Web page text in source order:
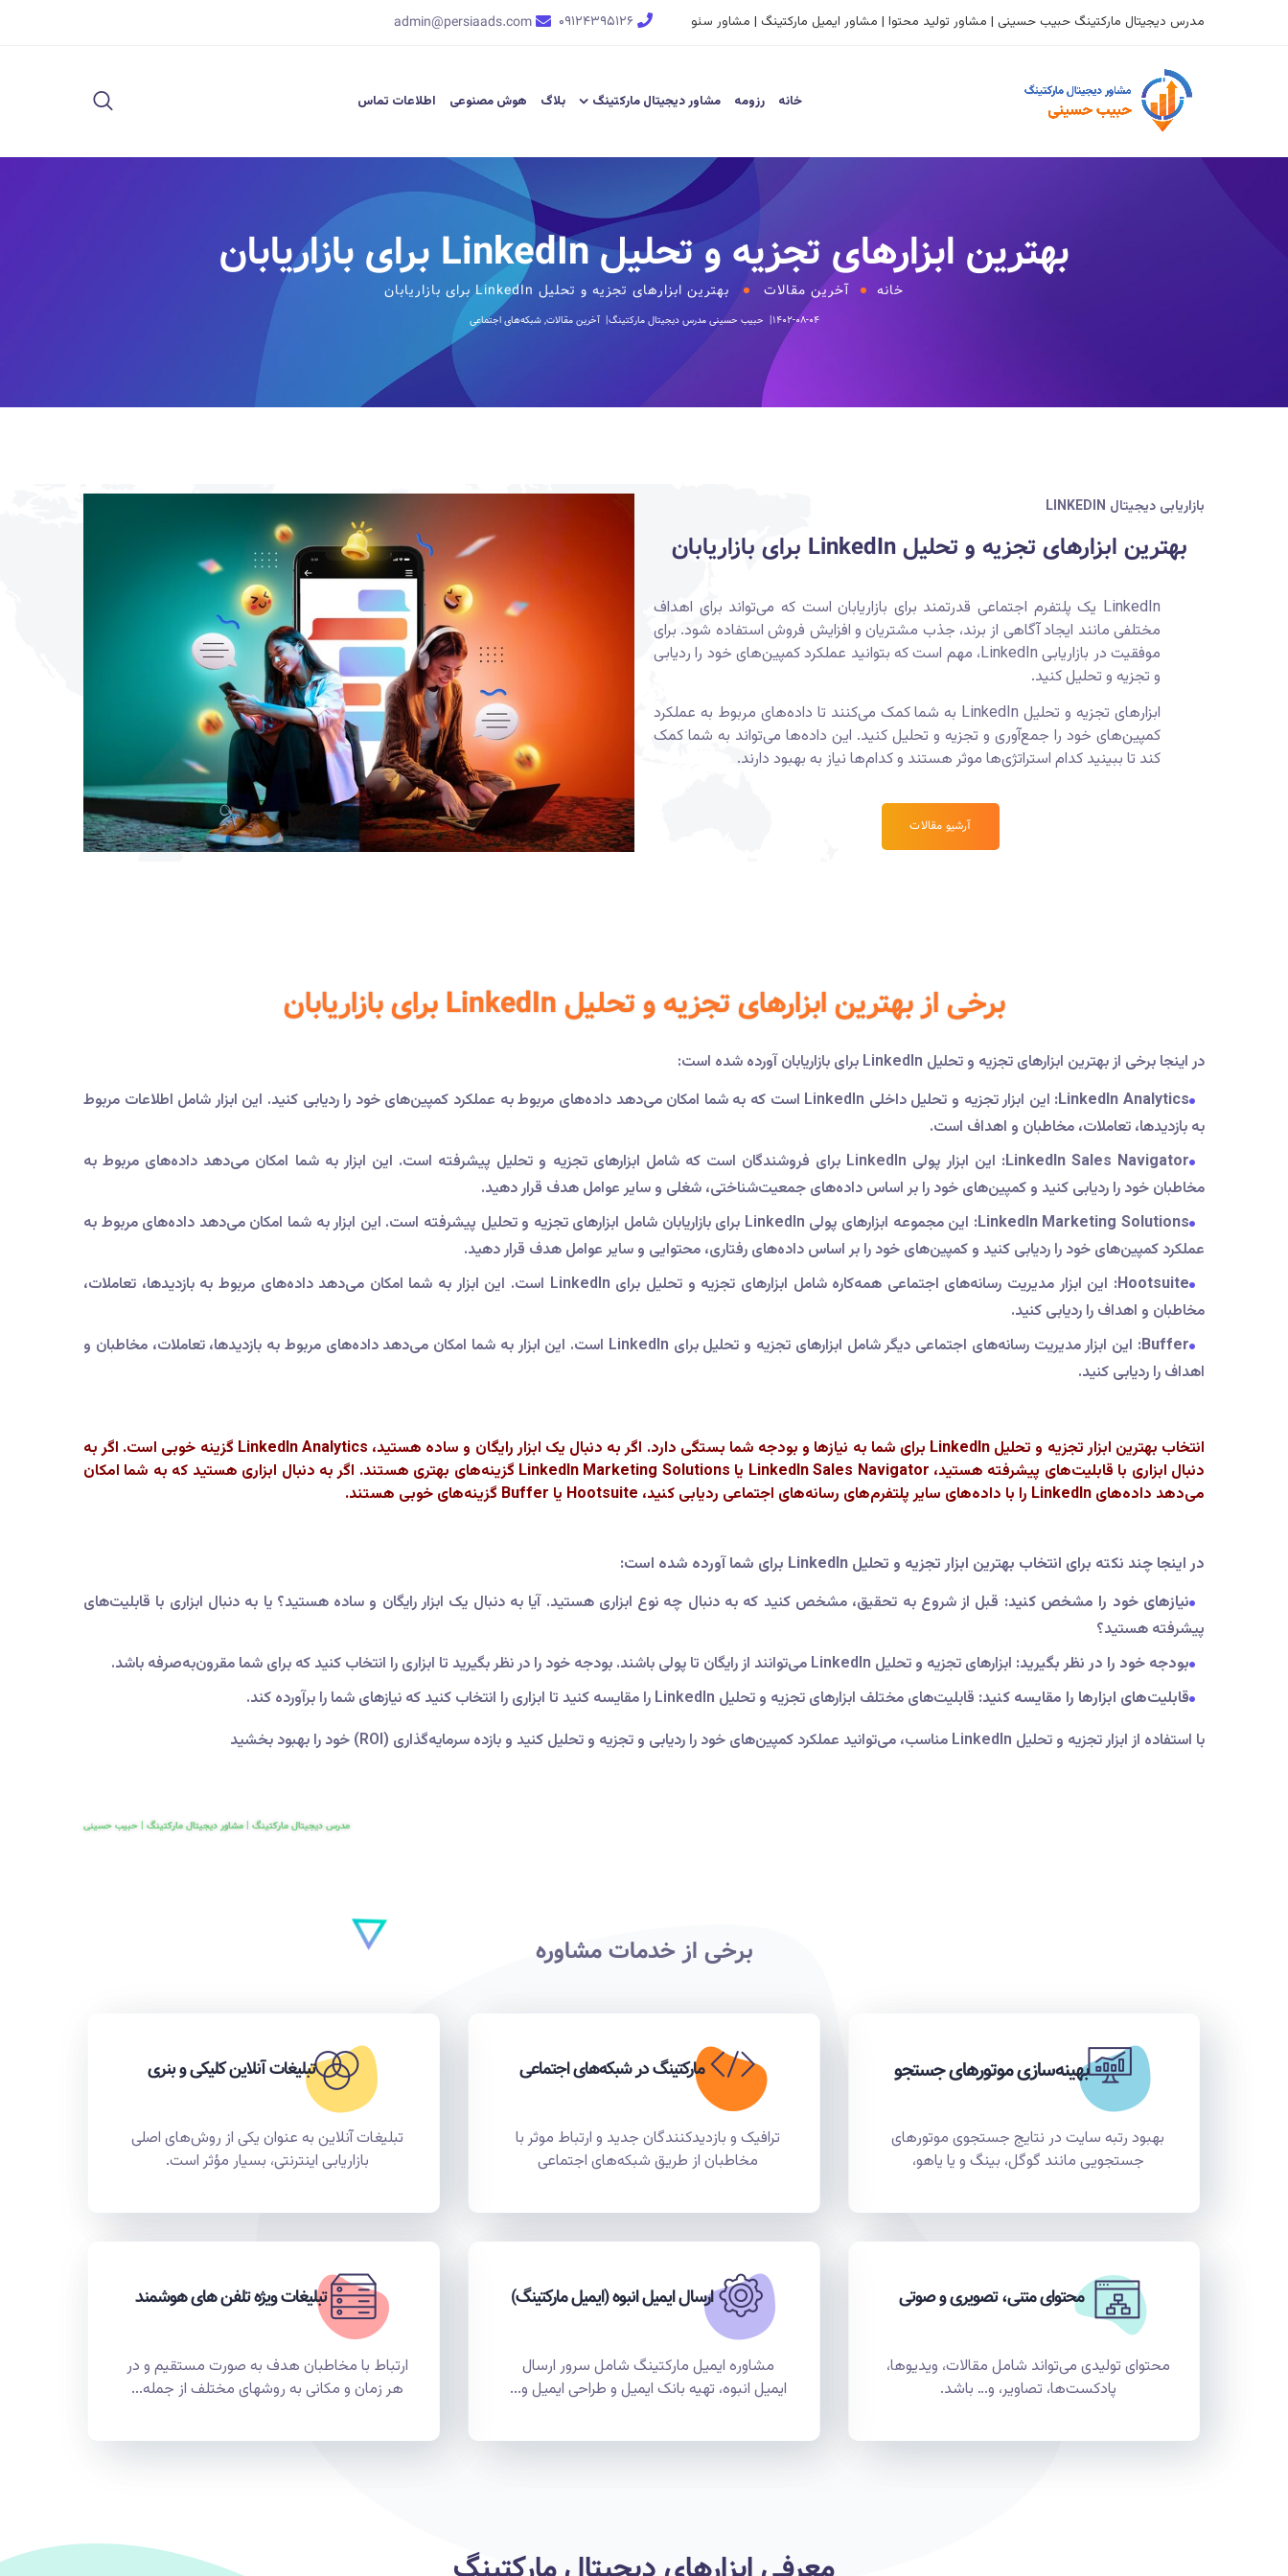
مدرس دیجیتال مارکتینگ حبیب حسینی | مشاور تولید محتوا | مشاور ایمیل مارکتینگ | مشاور سئو admin@persiaads.com
خانه رزومه مشاور دیجیتال مارکتینگ بلاگ هوش مصنوعی اطلاعات تماس
بهترین ابزارهای تجزیه و تحلیل LinkedIn برای بازاریابان
خانه آخرین مقالات بهترین ابزارهای تجزیه و تحلیل LinkedIn برای بازاریابان
۱۴۰۲-۰۸-۰۴ حبیب حسینیمدرس دیجیتال مارکتینگ آخرین مقالات,شبکه‌های اجتماعی
بازاریابی دیجیتال LINKEDIN
بهترین ابزارهای تجزیه و تحلیل LinkedIn برای بازاریابان
LinkedIn یک پلتفرم اجتماعی قدرتمند برای بازاریابان است که می‌تواند برای اهداف
مختلفی مانند ایجاد آگاهی از برند، جذب مشتریان و افزایش فروش استفاده شود. برای
موفقیت در بازاریابی LinkedIn، مهم است که بتوانید عملکرد کمپین‌های خود را ردیابی
و تجزیه و تحلیل کنید.
ابزارهای تجزیه و تحلیل LinkedIn به شما کمک می‌کنند تا داده‌های مربوط به عملکرد
کمپین‌های خود را جمع‌آوری و تجزیه و تحلیل کنید. این داده‌ها می‌تواند به شما کمک
کند تا ببینید کدام استراتژی‌ها موثر هستند و کدام‌ها نیاز به بهبود دارند.
آرشیو مقالات
برخی از بهترین ابزارهای تجزیه و تحلیل LinkedIn برای بازاریابان
در اینجا برخی از بهترین ابزارهای تجزیه و تحلیل LinkedIn برای بازاریابان آورده شده است:
LinkedIn Analytics:
این ابزار تجزیه و تحلیل داخلی LinkedIn است که به شما امکان می‌دهد داده‌های مربوط به عملکرد کمپین‌های خود را ردیابی کنید. این ابزار شامل اطلاعات مربوط
به بازدیدها، تعاملات، مخاطبان و اهداف است.
LinkedIn Sales Navigator:
این ابزار پولی LinkedIn برای فروشندگان است که شامل ابزارهای تجزیه و تحلیل پیشرفته است. این ابزار به شما امکان می‌دهد داده‌های مربوط به
مخاطبان خود را ردیابی کنید و کمپین‌های خود را بر اساس داده‌های جمعیت‌شناختی، شغلی و سایر عوامل هدف قرار دهید.
LinkedIn Marketing Solutions:
این مجموعه ابزارهای پولی LinkedIn برای بازاریابان شامل ابزارهای تجزیه و تحلیل پیشرفته است. این ابزار به شما امکان می‌دهد داده‌های مربوط به
عملکرد کمپین‌های خود را ردیابی کنید و کمپین‌های خود را بر اساس داده‌های رفتاری، محتوایی و سایر عوامل هدف قرار دهید.
Hootsuite:
این ابزار مدیریت رسانه‌های اجتماعی همه‌کاره شامل ابزارهای تجزیه و تحلیل برای LinkedIn است. این ابزار به شما امکان می‌دهد داده‌های مربوط به بازدیدها، تعاملات،
مخاطبان و اهداف را ردیابی کنید.
Buffer:
این ابزار مدیریت رسانه‌های اجتماعی دیگر شامل ابزارهای تجزیه و تحلیل برای LinkedIn است. این ابزار به شما امکان می‌دهد داده‌های مربوط به بازدیدها، تعاملات، مخاطبان و
اهداف را ردیابی کنید.
انتخاب بهترین ابزار تجزیه و تحلیل LinkedIn برای شما به نیازها و بودجه شما بستگی دارد. اگر به دنبال یک ابزار رایگان و ساده هستید، LinkedIn Analytics گزینه خوبی است. اگر به
دنبال ابزاری با قابلیت‌های پیشرفته هستید، LinkedIn Sales Navigator یا LinkedIn Marketing Solutions گزینه‌های بهتری هستند. اگر به دنبال ابزاری هستید که به شما امکان
می‌دهد داده‌های LinkedIn را با داده‌های سایر پلتفرم‌های رسانه‌های اجتماعی ردیابی کنید، Hootsuite یا Buffer گزینه‌های خوبی هستند.
در اینجا چند نکته برای انتخاب بهترین ابزار تجزیه و تحلیل LinkedIn برای شما آورده شده است:
نیازهای خود را مشخص کنید: قبل از شروع به تحقیق، مشخص کنید که به دنبال چه نوع ابزاری هستید. آیا به دنبال یک ابزار رایگان و ساده هستید؟ یا به دنبال ابزاری با قابلیت‌های
پیشرفته هستید؟
بودجه خود را در نظر بگیرید: ابزارهای تجزیه و تحلیل LinkedIn می‌توانند از رایگان تا پولی باشند.
بودجه خود را در نظر بگیرید تا ابزاری را انتخاب کنید که برای شما مقرون‌به‌صرفه باشد.
قابلیت‌های ابزارها را مقایسه کنید: قابلیت‌های مختلف ابزارهای تجزیه و تحلیل LinkedIn را مقایسه کنید تا ابزاری را انتخاب کنید که نیازهای شما را برآورده کند.
با استفاده از ابزار تجزیه و تحلیل LinkedIn مناسب، می‌توانید عملکرد کمپین‌های خود را ردیابی و تجزیه و تحلیل کنید و بازده سرمایه‌گذاری (ROI) خود را بهبود بخشید
مدرس دیجیتال مارکتینگ | مشاور دیجیتال مارکتینگ | حبیب حسینی
برخی از خدمات مشاوره
بهینه‌سازی موتورهای جستجو
بهبود رتبه سایت در نتایج جستجوی موتورهای
جستجویی مانند گوگل، بینگ و یا یاهو،
محتوای متنی، تصویری و صوتی
محتوای تولیدی می‌تواند شامل مقالات، ویدیوها،
پادکست‌ها، تصاویر، و… باشد.
مارکتینگ در شبکه‌های اجتماعی
ترافیک و بازدیدکنندگان جدید و ارتباط موثر با
مخاطبان از طریق شبکه‌های اجتماعی
ارسال ایمیل انبوه (ایمیل مارکتینگ)
مشاوره ایمیل مارکتینگ شامل سرور ارسال
ایمیل انبوه، تهیه بانک ایمیل و طراحی ایمیل و...
تبلیغات آنلاین کلیکی و بنری
تبلیغات آنلاین به عنوان یکی از روش‌های اصلی
بازاریابی اینترنتی، بسیار مؤثر است.
تبلیغات ویژه تلفن های هوشمند
ارتباط با مخاطبان هدف به صورت مستقیم و در
هر زمان و مکانی به روشهای مختلف از جمله...